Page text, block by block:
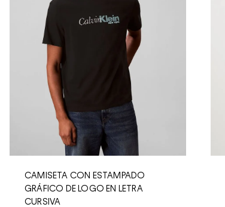
CAMISETA CON ESTAMPADO
GRÁFICO DE LOGO EN LETRA
CURSIVA